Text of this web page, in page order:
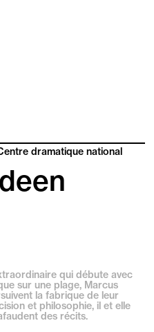
dramatique national
qui débute avec
sur une plage, Marcus
la fabrique de leur
et philosophie, il et elle
des récits.